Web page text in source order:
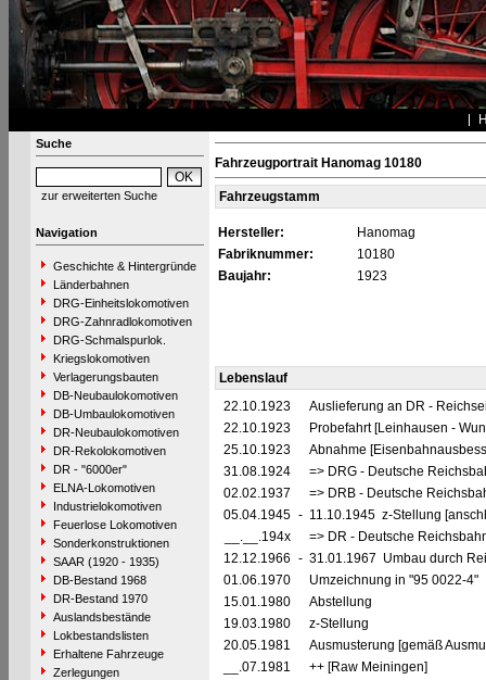
Suche
zur erweiterten Suche
Navigation
Geschichte & Hintergründe
Länderbahnen
DRG-Einheitslokomotiven
DRG-Zahnradlokomotiven
DRG-Schmalspurlok.
Kriegslokomotiven
Verlagerungsbauten
DB-Neubaulokomotiven
DB-Umbaulokomotiven
DR-Neubaulokomotiven
DR-Rekolokomotiven
DR - "6000er"
ELNA-Lokomotiven
Industrielokomotiven
Feuerlose Lokomotiven
Sonderkonstruktionen
SAAR (1920 - 1935)
DB-Bestand 1968
DR-Bestand 1970
Auslandsbestände
Lokbestandslisten
Erhaltene Fahrzeuge
Zerlegungen
Fahrzeugportrait Hanomag 10180
Fahrzeugstamm
Hersteller:
Hanomag
Fabriknummer:
10180
Baujahr:
1923
Lebenslauf
22.10.1923
Auslieferung an DR -
22.10.1923
Probefahrt [Leinhausen -
25.10.1923
Abnahme
31.08.1924
=> DRG - Deutsche
02.02.1937
=> DRB - Deutsche
05.04.1945 - 11.10.1945 z-Stellung
__.__.194x
=> DR - Deutsche
12.12.1966 - 31.01.1967 Umbau durch
01.06.1970
Umzeichnung in "95 0022-4"
15.01.1980
Abstellung
19.03.1980
z-Stellung
20.05.1981
Ausmusterung [gemäß
__.07.1981
++ [Raw Meiningen]